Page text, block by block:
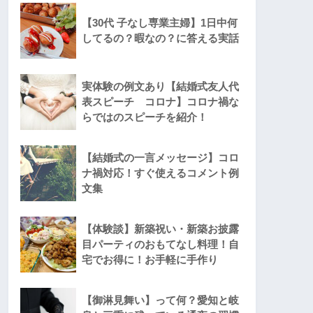
【30代 子なし専業主婦】1日中何
してるの？暇なの？に答える実話
実体験の例文あり【結婚式友人代
表スピーチ コロナ】コロナ禍な
らではのスピーチを紹介！
【結婚式の一言メッセージ】コロ
ナ禍対応！すぐ使えるコメント例
文集
【体験談】新築祝い・新築お披露
目パーティのおもてなし料理！自
宅でお得に！お手軽に手作り
【御淋見舞い】って何？愛知と岐